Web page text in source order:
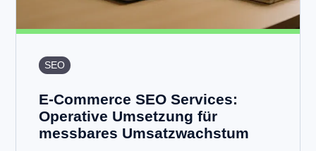
SEO
E-Commerce SEO Services:
Operative Umsetzung für
messbares Umsatzwachstum